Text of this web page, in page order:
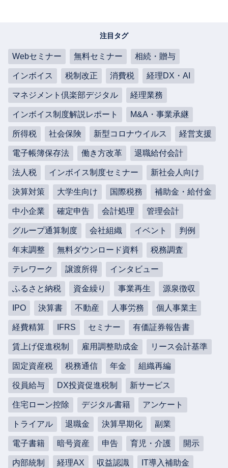
注目タグ
Webセミナー 無料セミナー 相続・贈与
インボイス 税制改正 消費税 経理DX・AI
マネジメント倶楽部デジタル 経理業務
インボイス制度解説レポート M&A・事業承継
所得税 社会保険 新型コロナウイルス 経営支援
電子帳簿保存法 働き方改革 退職給付会計
法人税 インボイス制度セミナー 新社会人向け
決算対策 大学生向け 国際税務 補助金・給付金
中小企業 確定申告 会計処理 管理会計
グループ通算制度 会社組織 イベント 判例
年末調整 無料ダウンロード資料 税務調査
テレワーク 譲渡所得 インタビュー
ふるさと納税 資金繰り 事業再生 源泉徴収
IPO 決算書 不動産 人事労務 個人事業主
経費精算 IFRS セミナー 有価証券報告書
賃上げ促進税制 雇用調整助成金 リース会計基準
固定資産税 税務通信 年金 組織再編
役員給与 DX投資促進税制 新サービス
住宅ローン控除 デジタル書籍 アンケート
トライアル 退職金 決算早期化 副業
電子書籍 暗号資産 申告 育児・介護 開示
内部統制 経理AX 収益認識 IT導入補助金